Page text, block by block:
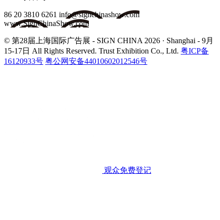
86 20 3810 6261 info@signchinashow.com
www.SignChinaShow.com
© 第28届上海国际广告展 - SIGN CHINA 2026 · Shanghai - 9月
15-17日 All Rights Reserved. Trust Exhibition Co., Ltd. 粤ICP备
16120933号 粤公网安备44010602012546号
观众免费登记